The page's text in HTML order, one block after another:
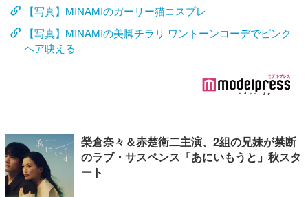
【写真】MINAMIのガーリー猫コスプレ
【写真】MINAMIの美脚チラリ ワントーンコーデでピンク
ヘア映える
榮倉奈々＆赤楚衛二主演、2組の兄妹が禁断
のラブ・サスペンス「あにいもうと」秋スタ
ート